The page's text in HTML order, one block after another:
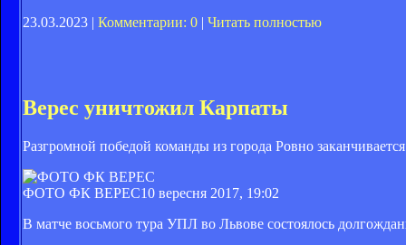
23.03.2023 | Комментарии: 0 | Читать полностью
Верес уничтожил Карпаты
Разгромной победой команды из города Ровно
ФОТО ФК ВЕРЕС10 вересня 2017, 19:02
В матче восьмого тура УПЛ во Львове состоялось